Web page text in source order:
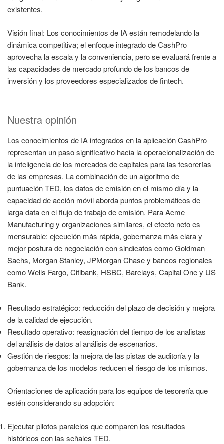
existentes.
Visión final: Los conocimientos de IA están remodelando la
dinámica competitiva; el enfoque integrado de CashPro
aprovecha la escala y la conveniencia, pero se evaluará frente a
las capacidades de mercado profundo de los bancos de
inversión y los proveedores especializados de fintech.
Nuestra opinión
Los conocimientos de IA integrados en la aplicación CashPro
representan un paso significativo hacia la operacionalización de
la inteligencia de los mercados de capitales para las tesorerías
de las empresas. La combinación de un algoritmo de
puntuación TED, los datos de emisión en el mismo día y la
capacidad de acción móvil aborda puntos problemáticos de
larga data en el flujo de trabajo de emisión. Para Acme
Manufacturing y organizaciones similares, el efecto neto es
mensurable: ejecución más rápida, gobernanza más clara y
mejor postura de negociación con sindicatos como Goldman
Sachs, Morgan Stanley, JPMorgan Chase y bancos regionales
como Wells Fargo, Citibank, HSBC, Barclays, Capital One y US
Bank.
Resultado estratégico: reducción del plazo de decisión y mejora
de la calidad de ejecución.
Resultado operativo: reasignación del tiempo de los analistas
del análisis de datos al análisis de escenarios.
Gestión de riesgos: la mejora de las pistas de auditoría y la
gobernanza de los modelos reducen el riesgo de los mismos.
Orientaciones de aplicación para los equipos de tesorería que
estén considerando su adopción:
Ejecutar pilotos paralelos que comparen los resultados
históricos con las señales TED.